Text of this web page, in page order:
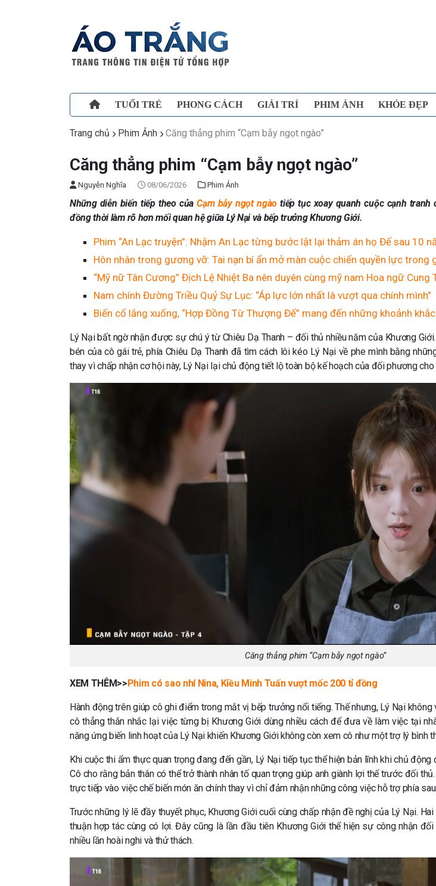
TUỔI TRẺ PHONG CÁCH GIẢI TRÍ PHIM ẢNH KHỎE ĐẸP
Trang chủ Phim Ảnh Căng thẳng phim “Cạm bẫy ngọt ngào”
Căng thẳng phim “Cạm bẫy ngọt ngào”
Nguyễn Nghĩa 08/06/2026 Phim Ảnh
Những diễn biến tiếp theo củaCạm bẫy ngọt ngàotiếp tục xoay quanh cuộc cạnh tranh
đồng thời làm rõ hơn mối quan hệ giữa Lý Nại và bếp trưởng Khương Giới.
Phim “An Lạc truyện”: Nhậm An Lạc từng bước lật lại thảm án họ Đế sau 10
Hôn nhân trong gương vỡ: Tai nạn bí ẩn mở màn cuộc chiến quyền lực trong
“Mỹ nữ Tân Cương” Địch Lệ Nhiệt Ba nên duyên cùng mỹ nam Hoa ngữ Cung
Nam chính Đường Triều Quỷ Sự Lục: “Áp lực lớn nhất là vượt qua chính mình”
Biến cố lắng xuống, “Hợp Đồng Từ Thượng Đế” mang đến những khoảnh
Lý Nại bất ngờ nhận được sự chú ý từ Chiêu Dạ Thanh – đối thủ nhiều năm của Khương
bén của cô gái trẻ, phía Chiêu Dạ Thanh đã tìm cách lôi kéo Lý Nại về phe mình bằng
thay vì chấp nhận cơ hội này, Lý Nại lại chủ động tiết lộ toàn bộ kế hoạch của đối phương cho
Căng thẳng phim “Cạm bẫy ngọt ngào”
XEM THÊM>>Phim có sao nhí Nina, Kiều Minh Tuấn vượt mốc 200 tỉ đồng
Hành động trên giúp cô ghi điểm trong mắt vị bếp trưởng nổi tiếng. Thế nhưng, Lý Nại
cô thẳng thắn nhắc lại việc từng bị Khương Giới dùng nhiều cách để đưa về làm việc tại
năng ứng biến linh hoạt của Lý Nại khiến Khương Giới không còn xem cô như một trợ lý bình
Khi cuộc thi ẩm thực quan trọng đang đến gần, Lý Nại tiếp tục thể hiện bản lĩnh khi chủ động
Cô cho rằng bản thân có thể trở thành nhân tố quan trọng giúp anh giành lợi thế trước đối
trực tiếp vào việc chế biến món ăn chính thay vì chỉ đảm nhận những công việc hỗ trợ phía sau.
Trước những lý lẽ đầy thuyết phục, Khương Giới cuối cùng chấp nhận đề nghị của Lý Nại.
thuận hợp tác cùng có lợi. Đây cũng là lần đầu tiên Khương Giới thể hiện sự công nhận
nhiều lần hoài nghi và thử thách.